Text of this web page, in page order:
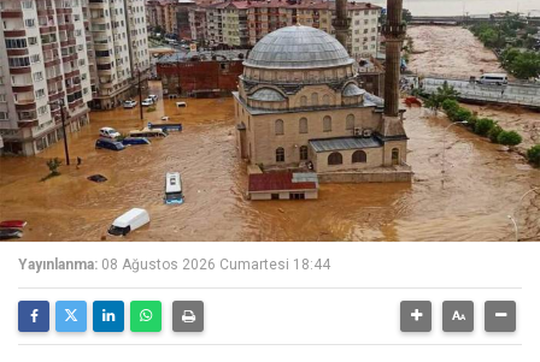
Yayınlanma: 08 Ağustos 2026 Cumartesi 18:44